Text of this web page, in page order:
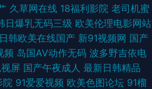
久 玖玖热99 五月天婷婷不卡 91极速版在
亚洲另类第二页久久 91视频男人舔女人屄
蕉伊人 91蜜桃 超碰人人91网 欧美精品久
久草网在线 18福利影院 老司机蜜
日爆乳无码三级 欧美伦理电影网站
日韩欧美在线国产 新91视频网 国产
频 岛国AV动作无码 波多野吉依电
屏 国产午夜成人 最新日韩精品
院 91爱爱视频 欧美色图论坛 91榴